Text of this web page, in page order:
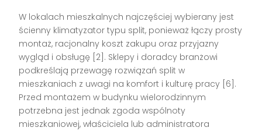
W lokalach mieszkalnych najczęściej wybierany jest
ścienny klimatyzator typu split, ponieważ łączy prosty
montaż, racjonalny koszt zakupu oraz przyjazny
wygląd i obsługę [2] . Sklepy i doradcy branżowi
podkreślają przewagę rozwiązań split w
mieszkaniach z uwagi na komfort i kulturę pracy [6] .
Przed montażem w budynku wielorodzinnym
potrzebna jest jednak zgoda wspólnoty
mieszkaniowej, właściciela lub administratora